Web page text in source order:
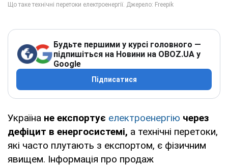
Будьте першими у курсі головного —
підпишіться на Новини на OBOZ.UA у
Google
Підписатися
Україна не експортує електроенергію через
дефіцит в енергосистемі, а технічні перетоки,
які часто плутають з експортом, є фізичним
явищем. Інформація про продаж